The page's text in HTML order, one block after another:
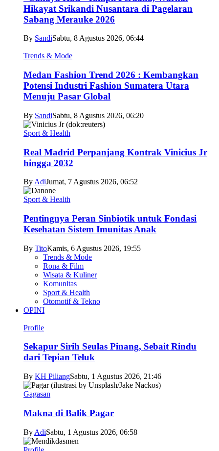
Hikayat Srikandi Nusantara di Pagelaran
Sabang Merauke 2026
By SandiSabtu, 8 Agustus 2026, 06:44
Trends & Mode
Medan Fashion Trend 2026 : Kembangkan
Potensi Industri Fashion Sumatera Utara
Menuju Pasar Global
By SandiSabtu, 8 Agustus 2026, 06:20
Sport & Health
Real Madrid Perpanjang Kontrak Vinicius Jr
hingga 2032
By AdiJumat, 7 Agustus 2026, 06:52
Sport & Health
Pentingnya Peran Sinbiotik untuk Fondasi
Kesehatan Sistem Imunitas Anak
By TitoKamis, 6 Agustus 2026, 19:55
Trends & Mode
Rona & Film
Wisata & Kuliner
Komunitas
Sport & Health
Otomotif & Tekno
OPINI
Profile
Sekapur Sirih Seulas Pinang, Sebait Rindu
dari Tepian Teluk
By KH PiliangSabtu, 1 Agustus 2026, 21:46
Gagasan
Makna di Balik Pagar
By AdiSabtu, 1 Agustus 2026, 06:58